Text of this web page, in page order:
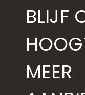
BLIJF
MEER